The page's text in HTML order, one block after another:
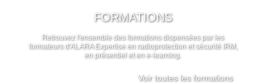
FORMATIONS
Retrouvez l'ensemble des formations dispensées par les
formateurs d'ALARA Expertise en radioprotection et sécurité IRM,
en présentiel et en e-learning.
Voir toutes les formations